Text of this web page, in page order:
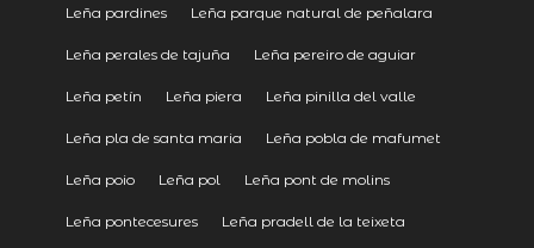
Leña pardines Leña parque natural de peñalara
Leña perales de tajuña Leña pereiro de aguiar
Leña petín Leña piera Leña pinilla del valle
Leña pla de santa maria Leña pobla de mafumet
Leña poio Leña pol Leña pont de molins
Leña pontecesures Leña pradell de la teixeta